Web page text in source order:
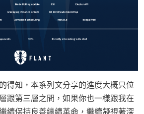
得知，本系列文分享的進度大概只位
跟第三層之間，如果你也一樣跟我在
續保持良善繼續革命，繼續凝視著深